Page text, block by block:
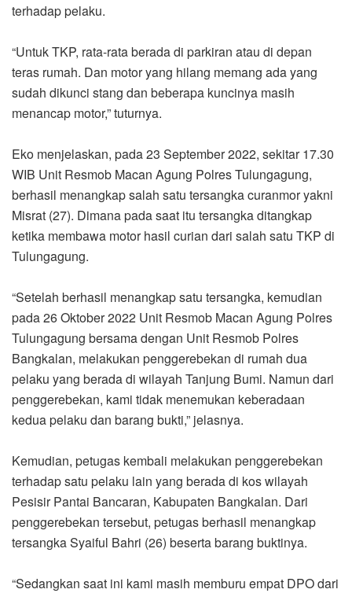
terhadap pelaku.
“Untuk TKP, rata-rata berada di parkiran atau di depan
teras rumah. Dan motor yang hilang memang ada yang
sudah dikunci stang dan beberapa kuncinya masih
menancap motor,” tuturnya.
Eko menjelaskan, pada 23 September 2022, sekitar 17.30
WIB Unit Resmob Macan Agung Polres Tulungagung,
berhasil menangkap salah satu tersangka curanmor yakni
Misrat (27). Dimana pada saat itu tersangka ditangkap
ketika membawa motor hasil curian dari salah satu TKP di
Tulungagung.
“Setelah berhasil menangkap satu tersangka, kemudian
pada 26 Oktober 2022 Unit Resmob Macan Agung Polres
Tulungagung bersama dengan Unit Resmob Polres
Bangkalan, melakukan penggerebekan di rumah dua
pelaku yang berada di wilayah Tanjung Bumi. Namun dari
penggerebekan, kami tidak menemukan keberadaan
kedua pelaku dan barang bukti,” jelasnya.
Kemudian, petugas kembali melakukan penggerebekan
terhadap satu pelaku lain yang berada di kos wilayah
Pesisir Pantai Bancaran, Kabupaten Bangkalan. Dari
penggerebekan tersebut, petugas berhasil menangkap
tersangka Syaiful Bahri (26) beserta barang buktinya.
“Sedangkan saat ini kami masih memburu empat DPO dari